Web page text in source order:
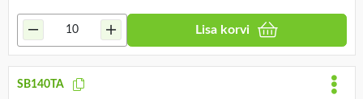
Lisa korvi
SB140TA